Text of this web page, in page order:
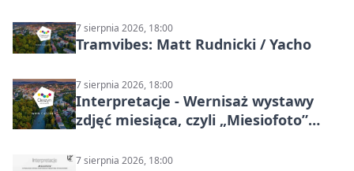
7 sierpnia 2026, 18:00
Tramvibes: Matt Rudnicki / Yacho
7 sierpnia 2026, 18:00
Interpretacje - Wernisaż wystawy
zdjęć miesiąca, czyli „Miesiofoto”
Fotograficznego
7 sierpnia 2026, 18:00